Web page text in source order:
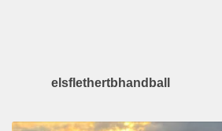
elsflethertbhandball